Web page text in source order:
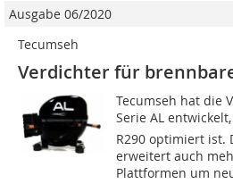
Ausgabe 06/2020
Tecumseh
Verdichter für
Tecumseh hat die
Serie AL
R290 optimiert ist.
erweitert auch
Plattformen um